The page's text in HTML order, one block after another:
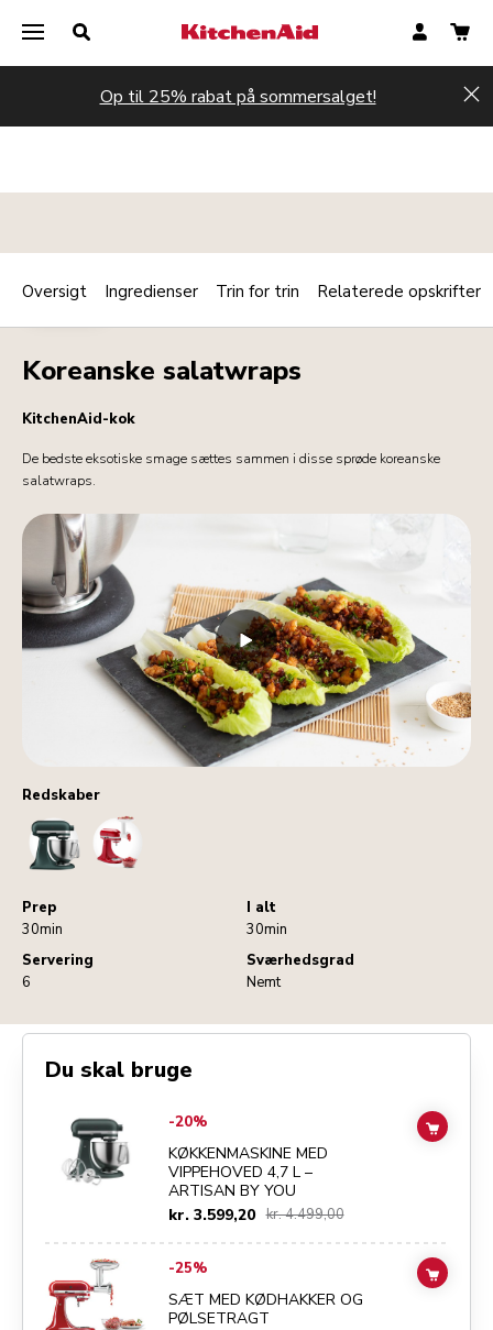
Op til 25% rabat på sommersalget!
Redskaber
StandMixerMeatGrinder
Prep
30min
I alt
30min
Servering
6
Sværhedsgrad
Nemt
FJERKRÆ Print
Koreanske salatwraps
KitchenAid-kok
De bedste eksotiske smage sættes sammen i disse sprøde koreanske
salatwraps.
Oversigt Ingredienser Trin for trin Relaterede opskrifter
Du skal bruge
Go toKØKKENMASKINE MED VIPPEHOVED 4,7 L – ARTISAN BY YOU
-20%
KØKKENMASKINE MED
VIPPEHOVED 4,7 L –
ARTISAN BY YOU
kr. 3.599,20 kr. 4.499,00
ADD
SÆT MED KØDHAKKER OG PØLSETRAGT details page
-25%
SÆT MED KØDHAKKER OG
PØLSETRAGT
ADD